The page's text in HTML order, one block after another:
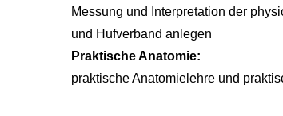
Messung und Interpretation der
und Hufverband anlegen
Praktische Anatomie:
praktische Anatomielehre und